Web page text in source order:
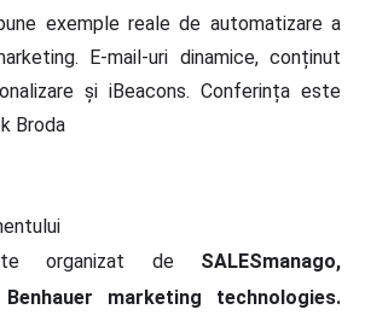
exemple reale de automatizare a
E-mail-uri dinamice, conținut
și iBeacons. Conferința este
Broda
organizat de SALESmanago,
marketing technologies.